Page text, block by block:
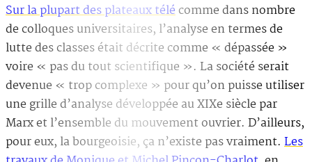
Sur la plupart des plateaux télécomme dans nombre
de colloques universitaires, l’analyse en termes de
lutte des classes était décrite comme « dépassée »
voire « pas du tout scientifique ». La société serait
devenue « trop complexe » pour qu’on puisse utiliser
une grille d’analyse développée au XIXe siècle par
Marx et l’ensemble du mouvement ouvrier. D’ailleurs,
pour eux, la bourgeoisie, ça n’existe pas vraiment. Les